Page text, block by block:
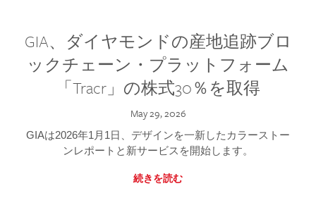
GIA、ダイヤモンドの産地追跡ブロ
ックチェーン・プラットフォーム
「Tracr」の株式30％を取得
May 29, 2026
GIAは2026年1月1日、デザインを一新したカラーストー
ンレポートと新サービスを開始します。
続きを読む